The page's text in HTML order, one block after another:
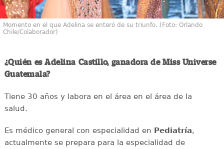
Momento en el que Adelina se enteró de su triunfo. (Foto: Orlando
Chile/Colaborador)
¿Quién es Adelina Castillo, ganadora de Miss Universe
Guatemala?
Tiene 30 años y labora en el área en el área de la
salud.
Es médico general con especialidad en Pediatría,
actualmente se prepara para la especialidad de